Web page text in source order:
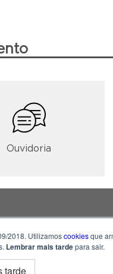
Ouvidoria
2018. Utilizamoscookiesque
Lembrar mais tardepara sair.
tarde